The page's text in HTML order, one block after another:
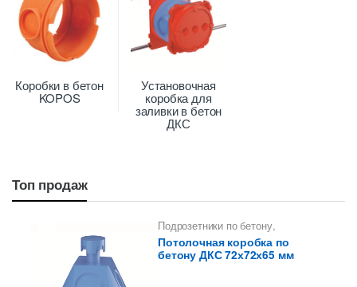
Коробки в бетон
KOPOS
Установочная
коробка для
заливки в бетон
ДКС
Топ продаж
Подрозетники по бетону,
Установочная коробка для заливки
в бетон ДКС
Потолочная коробка по
бетону ДКС 72х72х65 мм